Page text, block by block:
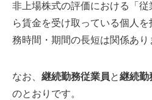
非上場株式の評価における「
ら賃金を受け取っている個人
務時間・期間の長短は関係あり
なお、 継続勤務従業員と継続勤
のとおりです。